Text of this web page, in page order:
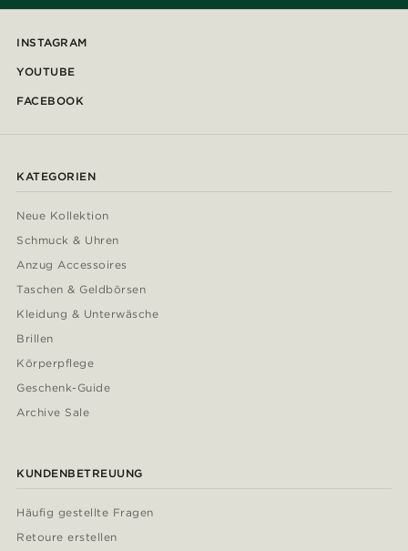
INSTAGRAM
YOUTUBE
FACEBOOK
KATEGORIEN
Neue Kollektion
Schmuck & Uhren
Anzug Accessoires
Taschen & Geldbörsen
Kleidung & Unterwäsche
Brillen
Körperpflege
Geschenk-Guide
Archive Sale
KUNDENBETREUUNG
Häufig gestellte Fragen
Retoure erstellen